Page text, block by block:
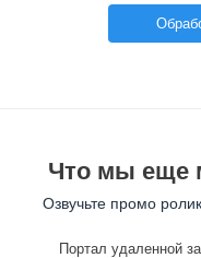
Что мы еще
Озвучьте промо
Портал удаленной